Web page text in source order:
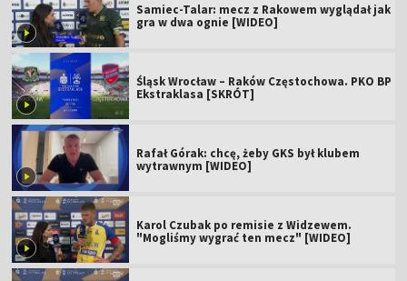
Samiec-Talar: mecz z Rakowem wyglądał jak
gra w dwa ognie [WIDEO]
Śląsk Wrocław – Raków Częstochowa. PKO BP
Ekstraklasa [SKRÓT]
Rafał Górak: chcę, żeby GKS był klubem
wytrawnym [WIDEO]
Karol Czubak po remisie z Widzewem.
"Mogliśmy wygrać ten mecz" [WIDEO]